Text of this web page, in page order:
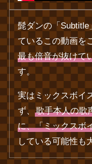
髭ダンの「
ているこの動画を
最も倍音が抜けて
す。
実はミックスボイ
ず、歌手本人の歌
に、「ミックスボ
している可能性も